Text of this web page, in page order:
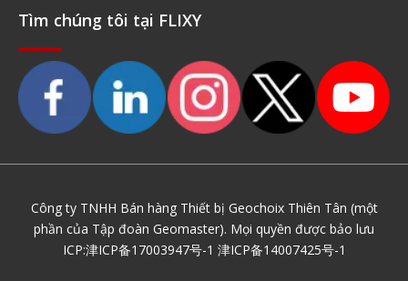
Tìm chúng tôi tại FLIXY
Công ty TNHH Bán hàng Thiết bị Geochoix Thiên Tân (một
phần của Tập đoàn Geomaster). Mọi quyền được bảo lưu
ICP:津ICP备17003947号-1 津ICP备14007425号-1